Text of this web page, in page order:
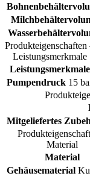
Produkteigenschaften
Leistungsmerkmale
Leistungsmerkmale
Pumpendruck 15
Mitgeliefertes
Material
Material
Gehäusematerial